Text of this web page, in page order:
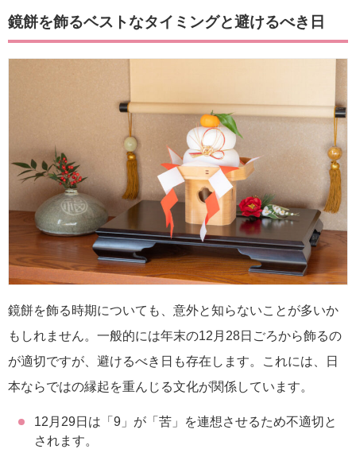
鏡餅を飾るベストなタイミングと避けるべき日
鏡餅を飾る時期についても、意外と知らないことが多いか
もしれません。一般的には年末の12月28日ごろから飾るの
が適切ですが、避けるべき日も存在します。これには、日
本ならではの縁起を重んじる文化が関係しています。
12月29日は「9」が「苦」を連想させるため不適切と
されます。